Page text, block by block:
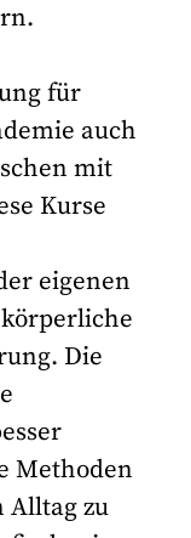
für
auch
mit
Kurse
eigenen
Die
Methoden
Alltag zu